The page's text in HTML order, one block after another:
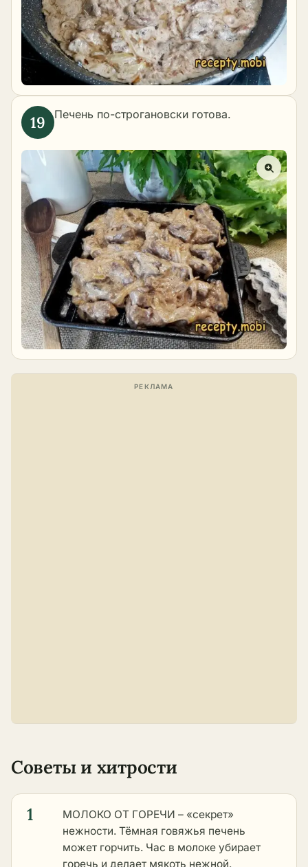
Печень по-строгановски готова.
Советы и хитрости
1
МОЛОКО ОТ ГОРЕЧИ – «секрет»
нежности. Тёмная говяжья печень
может горчить. Час в молоке убирает
горечь и делает мякоть нежной.